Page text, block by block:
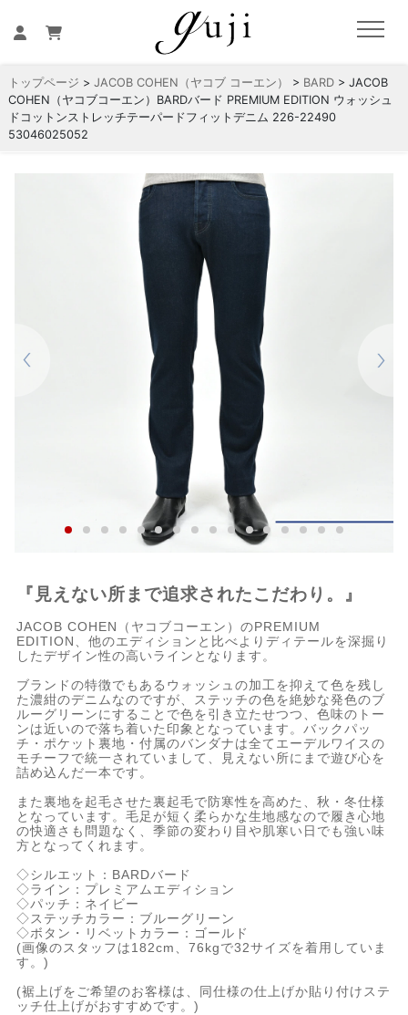
トップページ > JACOB COHEN（ヤコブ コーエン） > BARD> JACOB
COHEN（ヤコブコーエン）BARDバード PREMIUM EDITION ウォッシュ
ドコットンストレッチテーパードフィットデニム 226-22490
53046025052
『見えない所まで追求されたこだわり。』
JACOB COHEN（ヤコブコーエン）のPREMIUM
EDITION、他のエディションと比べよりディテールを深掘り
したデザイン性の高いラインとなります。
ブランドの特徴でもあるウォッシュの加工を抑えて色を残し
た濃紺のデニムなのですが、ステッチの色を絶妙な発色のブ
ルーグリーンにすることで色を引き立たせつつ、色味のトー
ンは近いので落ち着いた印象となっています。バックパッ
チ・ポケット裏地・付属のバンダナは全てエーデルワイスの
モチーフで統一されていまして、見えない所にまで遊び心を
詰め込んだ一本です。
また裏地を起毛させた裏起毛で防寒性を高めた、秋・冬仕様
となっています。毛足が短く柔らかな生地感なので履き心地
の快適さも問題なく、季節の変わり目や肌寒い日でも強い味
方となってくれます。
◇シルエット：BARDバード
◇ライン：プレミアムエディション
◇パッチ：ネイビー
◇ステッチカラー：ブルーグリーン
◇ボタン・リベットカラー：ゴールド
(画像のスタッフは182cm、76kgで32サイズを着用していま
す。)
(裾上げをご希望のお客様は、同仕様の仕上げか貼り付けステ
ッチ仕上げがおすすめです。)